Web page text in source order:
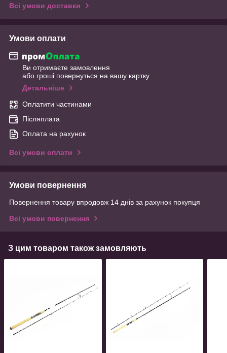
Всі умови доставки
Умови оплати
Ви отримаєте замовлення
або гроші повернуться на вашу картку
Детальніше
Оплатити частинами
Післяплата
Оплата на рахунок
Всі умови оплати
Умови повернення
Повернення товару впродовж 14 днів за рахунок покупця
Всі умови повернення
З цим товаром також замовляють